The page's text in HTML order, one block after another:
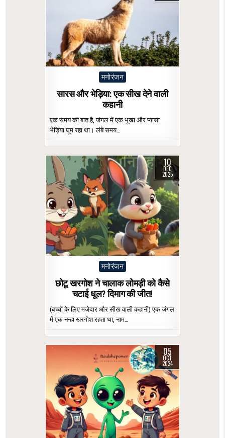
Posted
मनोरंजन
सारस और भेड़िया: एक सीख देने वाली
कहानी
एक समय की बात है, जंगल में एक भूखा और प्यासा
भेड़िया घूम रहा था। लंबे समय…
10
DEC
2025
Posted
मनोरंजन
छोटू खरगोश ने चालाक लोमड़ी को कैसे
चटाई धूल? दिमाग की जीत!
(बच्चों के लिए मजेदार और सीख वाली कहानी) एक जंगल
में एक नन्हा खरगोश रहता था, नाम…
05
OCT
2024